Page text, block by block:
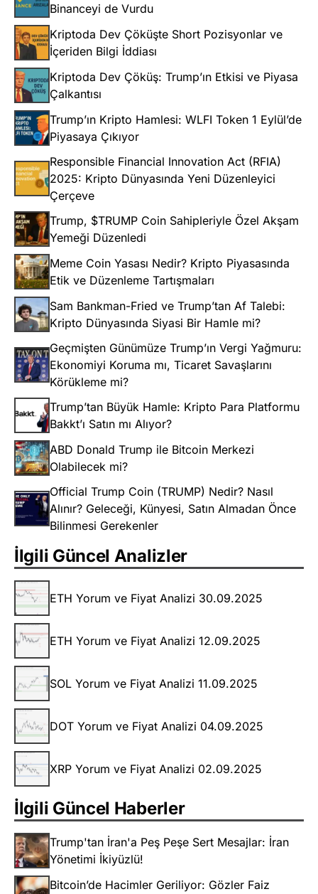
Binanceyi de Vurdu
Kriptoda Dev Çöküşte Short Pozisyonlar ve
İçeriden Bilgi İddiası
Kriptoda Dev Çöküş: Trump’ın Etkisi ve Piyasa
Çalkantısı
Trump’ın Kripto Hamlesi: WLFI Token 1 Eylül’de
Piyasaya Çıkıyor
Responsible Financial Innovation Act (RFIA)
2025: Kripto Dünyasında Yeni Düzenleyici
Çerçeve
Trump, $TRUMP Coin Sahipleriyle Özel Akşam
Yemeği Düzenledi
Meme Coin Yasası Nedir? Kripto Piyasasında
Etik ve Düzenleme Tartışmaları
Sam Bankman-Fried ve Trump’tan Af Talebi:
Kripto Dünyasında Siyasi Bir Hamle mi?
Geçmişten Günümüze Trump’ın Vergi Yağmuru:
Ekonomiyi Koruma mı, Ticaret Savaşlarını
Körükleme mi?
Trump’tan Büyük Hamle: Kripto Para Platformu
Bakkt’ı Satın mı Alıyor?
ABD Donald Trump ile Bitcoin Merkezi
Olabilecek mi?
Official Trump Coin (TRUMP) Nedir? Nasıl
Alınır? Geleceği, Künyesi, Satın Almadan Önce
Bilinmesi Gerekenler
İlgili Güncel Analizler
ETH Yorum ve Fiyat Analizi 30.09.2025
ETH Yorum ve Fiyat Analizi 12.09.2025
SOL Yorum ve Fiyat Analizi 11.09.2025
DOT Yorum ve Fiyat Analizi 04.09.2025
XRP Yorum ve Fiyat Analizi 02.09.2025
İlgili Güncel Haberler
Trump'tan İran'a Peş Peşe Sert Mesajlar: İran
Yönetimi İkiyüzlü!
Bitcoin’de Hacimler Geriliyor: Gözler Faiz